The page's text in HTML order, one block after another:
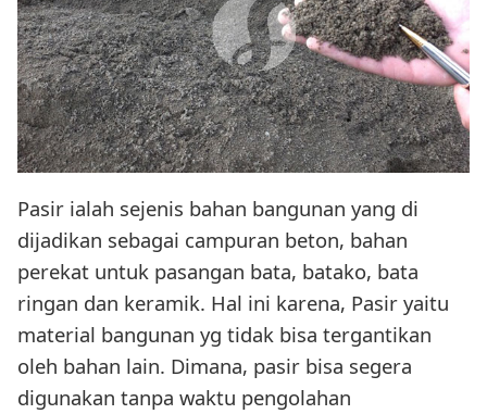
Pasir ialah sejenis bahan bangunan yang di
dijadikan sebagai campuran beton, bahan
perekat untuk pasangan bata, batako, bata
ringan dan keramik. Hal ini karena, Pasir yaitu
material bangunan yg tidak bisa tergantikan
oleh bahan lain. Dimana, pasir bisa segera
digunakan tanpa waktu pengolahan